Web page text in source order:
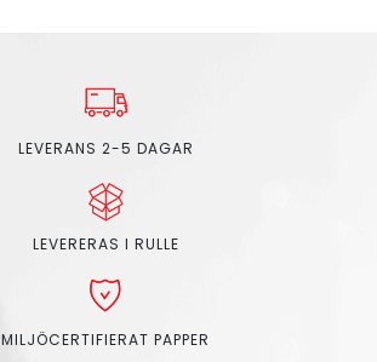
LEVERANS 2-5 DAGAR
LEVERERAS I RULLE
MILJÖCERTIFIERAT PAPPER